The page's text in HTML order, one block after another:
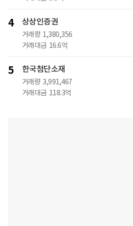
4 상상인증권
거래량 1,380,356
거래대금 16.6억
5 한국첨단소재
거래량 3,991,467
거래대금 118.3억